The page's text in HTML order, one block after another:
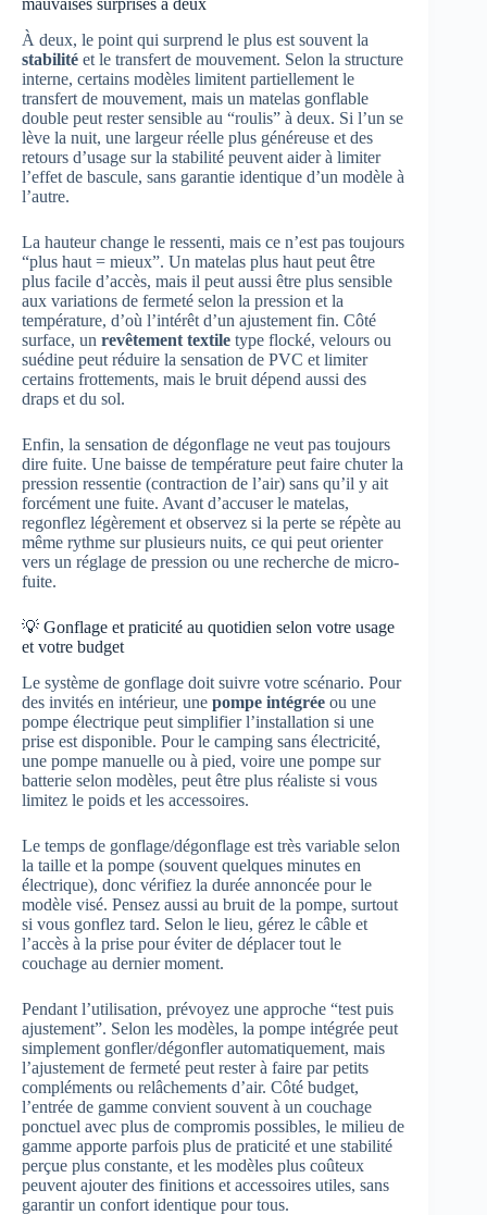
mauvaises surprises à deux
À deux, le point qui surprend le plus est souvent la
stabilité et le transfert de mouvement. Selon la structure
interne, certains modèles limitent partiellement le
transfert de mouvement, mais un matelas gonflable
double peut rester sensible au “roulis” à deux. Si l’un se
lève la nuit, une largeur réelle plus généreuse et des
retours d’usage sur la stabilité peuvent aider à limiter
l’effet de bascule, sans garantie identique d’un modèle à
l’autre.
La hauteur change le ressenti, mais ce n’est pas toujours
“plus haut = mieux”. Un matelas plus haut peut être
plus facile d’accès, mais il peut aussi être plus sensible
aux variations de fermeté selon la pression et la
température, d’où l’intérêt d’un ajustement fin. Côté
surface, un revêtement textile type flocké, velours ou
suédine peut réduire la sensation de PVC et limiter
certains frottements, mais le bruit dépend aussi des
draps et du sol.
Enfin, la sensation de dégonflage ne veut pas toujours
dire fuite. Une baisse de température peut faire chuter la
pression ressentie (contraction de l’air) sans qu’il y ait
forcément une fuite. Avant d’accuser le matelas,
regonflez légèrement et observez si la perte se répète au
même rythme sur plusieurs nuits, ce qui peut orienter
vers un réglage de pression ou une recherche de micro-
fuite.
💡 Gonflage et praticité au quotidien selon votre usage
et votre budget
Le système de gonflage doit suivre votre scénario. Pour
des invités en intérieur, une pompe intégrée ou une
pompe électrique peut simplifier l’installation si une
prise est disponible. Pour le camping sans électricité,
une pompe manuelle ou à pied, voire une pompe sur
batterie selon modèles, peut être plus réaliste si vous
limitez le poids et les accessoires.
Le temps de gonflage/dégonflage est très variable selon
la taille et la pompe (souvent quelques minutes en
électrique), donc vérifiez la durée annoncée pour le
modèle visé. Pensez aussi au bruit de la pompe, surtout
si vous gonflez tard. Selon le lieu, gérez le câble et
l’accès à la prise pour éviter de déplacer tout le
couchage au dernier moment.
Pendant l’utilisation, prévoyez une approche “test puis
ajustement”. Selon les modèles, la pompe intégrée peut
simplement gonfler/dégonfler automatiquement, mais
l’ajustement de fermeté peut rester à faire par petits
compléments ou relâchements d’air. Côté budget,
l’entrée de gamme convient souvent à un couchage
ponctuel avec plus de compromis possibles, le milieu de
gamme apporte parfois plus de praticité et une stabilité
perçue plus constante, et les modèles plus coûteux
peuvent ajouter des finitions et accessoires utiles, sans
garantir un confort identique pour tous.